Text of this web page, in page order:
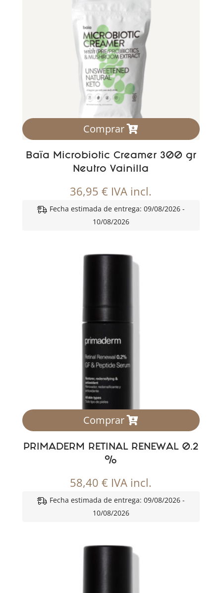
Comprar
Baïa Microbiotic Creamer 300 gr
Neutro Vainilla
36,95€ IVA incl.
Fecha estimada de entrega: 09/08/2026 -
10/08/2026
Comprar
PRIMADERM RETINAL RENEWAL 0.2
%
58,40€ IVA incl.
Fecha estimada de entrega: 09/08/2026 -
10/08/2026